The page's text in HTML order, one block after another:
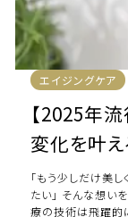
エイジングケア
【2025年
変化を叶
「もう少しだけ美
たい」 そんな想い
療の技術は飛躍的